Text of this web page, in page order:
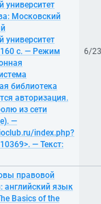
университет
Московский
университет
с. — Режим
библиотека
авторизация.
из сети
—
index.php?
— Текст:
6/
правовой
английский язык
Basics of the